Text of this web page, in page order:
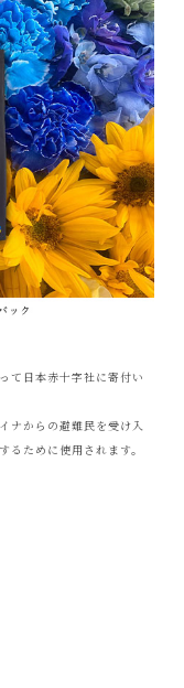
て日本赤十字社に寄付い
ナからの避難民を受け入
ために使用されます。